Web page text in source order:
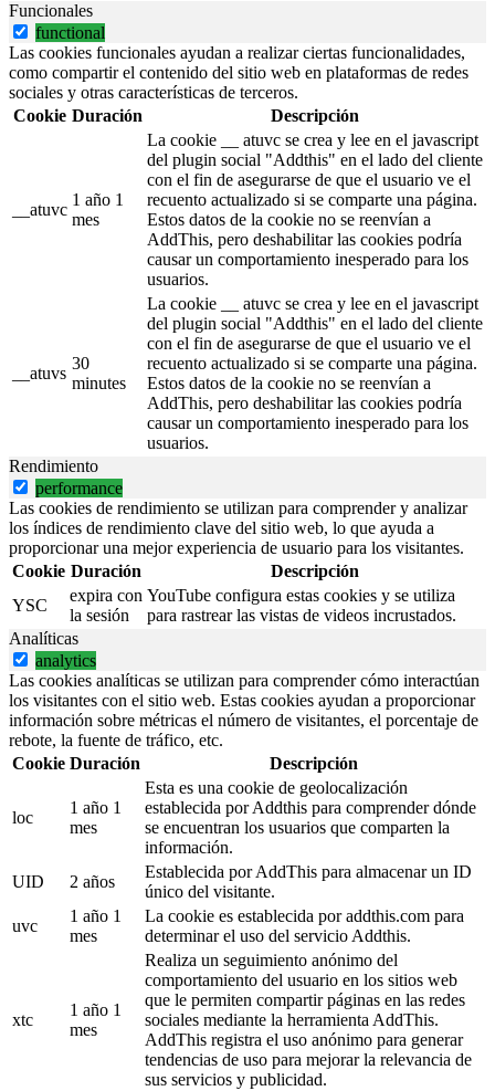
Funcionales
functional
Las cookies funcionales ayudan a realizar ciertas funcionalidades,
como compartir el contenido del sitio web en plataformas de redes
sociales y otras características de terceros.
Cookie Duración Descripción
__atuvc
1 año 1
mes
La cookie __ atuvc se crea y lee en el javascript
del plugin social "Addthis" en el lado del cliente
con el fin de asegurarse de que el usuario ve el
recuento actualizado si se comparte una página.
Estos datos de la cookie no se reenvían a
AddThis, pero deshabilitar las cookies podría
causar un comportamiento inesperado para los
usuarios.
__atuvs
30
minutes
La cookie __ atuvc se crea y lee en el javascript
del plugin social "Addthis" en el lado del cliente
con el fin de asegurarse de que el usuario ve el
recuento actualizado si se comparte una página.
Estos datos de la cookie no se reenvían a
AddThis, pero deshabilitar las cookies podría
causar un comportamiento inesperado para los
usuarios.
Rendimiento
performance
Las cookies de rendimiento se utilizan para comprender y analizar
los índices de rendimiento clave del sitio web, lo que ayuda a
proporcionar una mejor experiencia de usuario para los visitantes.
Cookie Duración
Descripción
YSC
expira con
la sesión
YouTube configura estas cookies y se utiliza
para rastrear las vistas de videos incrustados.
Analíticas
analytics
Las cookies analíticas se utilizan para comprender cómo interactúan
los visitantes con el sitio web. Estas cookies ayudan a proporcionar
información sobre métricas el número de visitantes, el porcentaje de
rebote, la fuente de tráfico, etc.
Cookie Duración Descripción
loc
1 año 1
mes
Esta es una cookie de geolocalización
establecida por Addthis para comprender dónde
se encuentran los usuarios que comparten la
información.
UID
2 años
Establecida por AddThis para almacenar un ID
único del visitante.
uvc
1 año 1
mes
La cookie es establecida por addthis.com para
determinar el uso del servicio Addthis.
xtc
1 año 1
mes
Realiza un seguimiento anónimo del
comportamiento del usuario en los sitios web
que le permiten compartir páginas en las redes
sociales mediante la herramienta AddThis.
AddThis registra el uso anónimo para generar
tendencias de uso para mejorar la relevancia de
sus servicios y publicidad.